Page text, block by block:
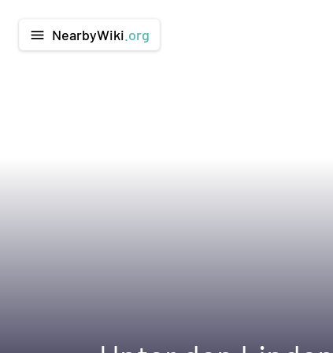
menu NearbyWiki .org